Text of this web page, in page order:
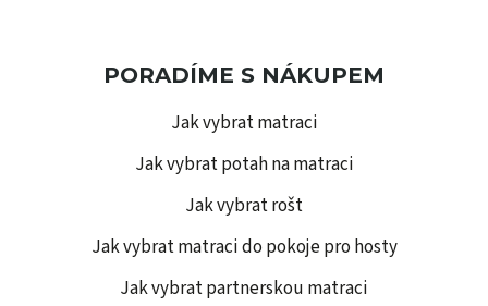
PORADÍME S NÁKUPEM
Jak vybrat matraci
Jak vybrat potah na matraci
Jak vybrat rošt
Jak vybrat matraci do pokoje pro hosty
Jak vybrat partnerskou matraci